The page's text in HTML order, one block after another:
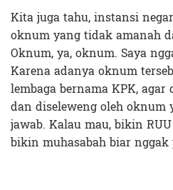
Kita juga tahu, instansi
oknum yang tidak amanah
Oknum, ya, oknum. Saya
Karena adanya oknum
lembaga bernama KPK,
dan diseleweng oleh
jawab. Kalau mau, bikin
bikin muhasabah biar